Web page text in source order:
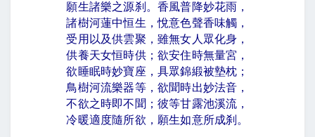
願生諸樂之源刹。香風普降妙花雨，
諸樹河蓮中恒生，悅意色聲香味觸，
受用以及供雲聚，雖無女人眾化身，
供養天女恒時供；欲安住時無量宮，
欲睡眠時妙寶座，具眾錦緞被墊枕；
鳥樹河流樂器等，欲聞時出妙法音，
不欲之時即不聞；彼等甘露池溪流，
冷暖適度隨所欲，願生如意所成刹。